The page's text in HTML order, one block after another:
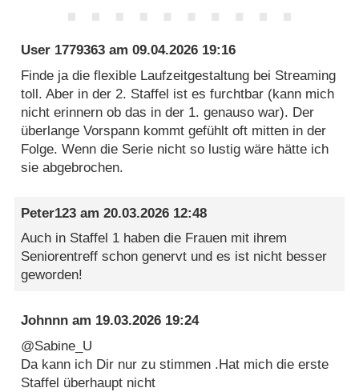
User 1779363 am09.04.2026 19:16
Finde ja die flexible Laufzeitgestaltung bei Streaming
toll. Aber in der 2. Staffel ist es furchtbar (kann mich
nicht erinnern ob das in der 1. genauso war). Der
überlange Vorspann kommt gefühlt oft mitten in der
Folge. Wenn die Serie nicht so lustig wäre hätte ich
sie abgebrochen.
Peter123 am20.03.2026 12:48
Auch in Staffel 1 haben die Frauen mit ihrem
Seniorentreff schon genervt und es ist nicht besser
geworden!
Johnnn am 19.03.2026 19:24
@Sabine_U
Da kann ich Dir nur zu stimmen .Hat mich die erste
Staffel überhaupt nicht